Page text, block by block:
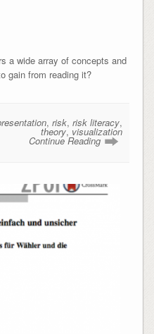
a wide array of concepts and
gain from reading it?
,risk,risk literacy,
theory, visualization
Continue Reading